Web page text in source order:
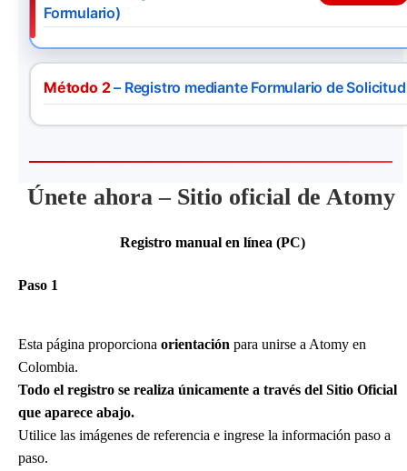
Formulario)
Método 2– Registro mediante Formulario de Solicitud
Únete ahora – Sitio oficial de Atomy
Registro manual en línea (PC)
Paso 1
Esta página proporciona orientación para unirse a Atomy en
Colombia.
Todo el registro se realiza únicamente a través del Sitio Oficial
que aparece abajo.
Utilice las imágenes de referencia e ingrese la información paso a
paso.